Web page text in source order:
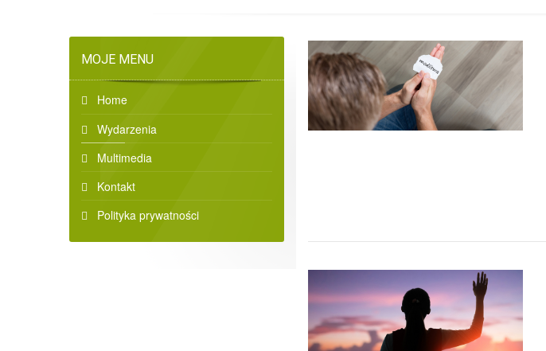
MOJE MENU
Home
Wydarzenia
Multimedia
Kontakt
Polityka prywatności